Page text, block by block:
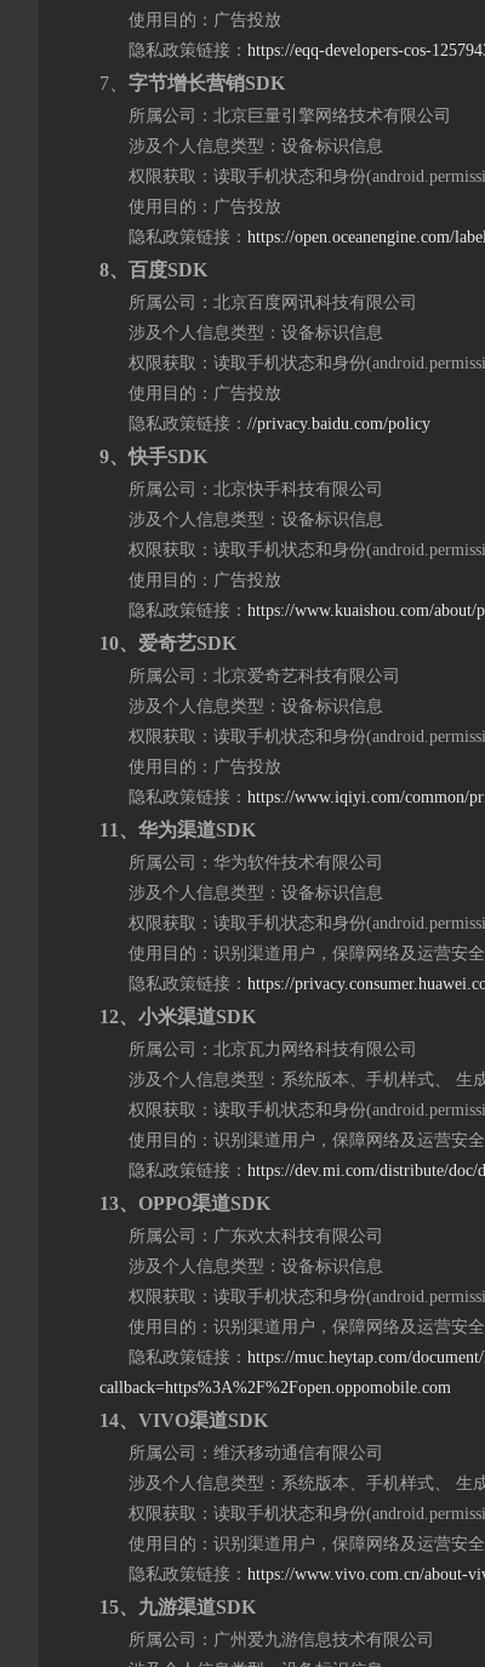
使用目的：广告投放
隐私政策链接： https://eqq-developers-cos-
7、 字节增长营销SDK
所属公司：北京巨量引擎网络技术有限公司
涉及个人信息类型：设备标识信息
权限获取：读取手机状态和身份
使用目的：广告投放
隐私政策链接： https://open.oceanengine.com/
8、百度SDK
所属公司：北京百度网讯科技有限公司
涉及个人信息类型：设备标识信息
权限获取：读取手机状态和身份
使用目的：广告投放
隐私政策链接： //privacy.baidu.com/policy
9、快手SDK
所属公司：北京快手科技有限公司
涉及个人信息类型：设备标识信息
权限获取：读取手机状态和身份
使用目的：广告投放
隐私政策链接： https://www.kuaishou.com/about/
10、爱奇艺SDK
所属公司：北京爱奇艺科技有限公司
涉及个人信息类型：设备标识信息
权限获取：读取手机状态和身份
使用目的：广告投放
隐私政策链接： https://www.iqiyi.com/common/
11、华为渠道SDK
所属公司：华为软件技术有限公司
涉及个人信息类型：设备标识信息
权限获取：读取手机状态和身份
使用目的：识别渠道用户，保障网络及运营安全
隐私政策链接： https://
12、小米渠道SDK
所属公司：北京瓦力网络科技有限公司
涉及个人信息类型：系统版本、手机样式、 生
权限获取：读取手机状态和身份
使用目的：识别渠道用户，保障网络及运营安全
隐私政策链接： https://dev.mi.com/distribute/doc/
13、OPPO渠道SDK
所属公司：广东欢太科技有限公司
涉及个人信息类型：设备标识信息
权限获取：读取手机状态和身份
使用目的：识别渠道用户，保障网络及运营安全
隐私政策链接： https://muc.heytap.com/
callback=https%3A%2F%2Fopen.oppomobile.com
14、VIVO渠道SDK
所属公司：维沃移动通信有限公司
涉及个人信息类型：系统版本、手机样式、 生
权限获取：读取手机状态和身份
使用目的：识别渠道用户，保障网络及运营安全
隐私政策链接： https://www.vivo.com.cn/about-
15、九游渠道SDK
所属公司：广州爱九游信息技术有限公司